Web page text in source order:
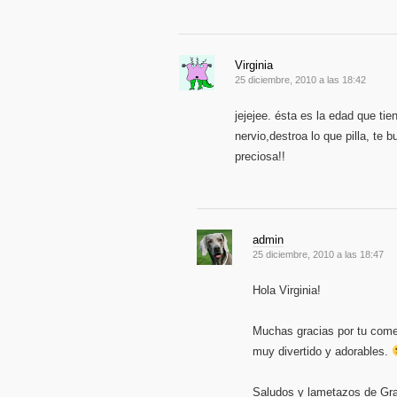
Virginia
25 diciembre, 2010 a las 18:42
jejejee. ésta es la edad que
nervio,destroa lo que pilla, te
preciosa!!
admin
25 diciembre, 2010 a las 18:47
Hola Virginia!
Muchas gracias por tu
muy divertido y adorables.
Saludos y lametazos de